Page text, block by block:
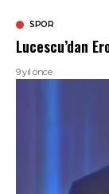
SPOR
Lucescu’dan
9 yıl önce